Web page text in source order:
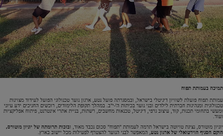
תמיכה בעמותת תפוח
עמותת תפוח פועלת לשוויון דיגיטלי בישראל, ובמסגרתה פועל נטע, ארגון נוער טכנולוגי הפועל לעידוד מצוינות
טכנולוגית ומנהיגות חברתית לילדים ובני נוער בכיתות ה'-י"ב. במהלך תקופת הלימודים, רוכשים החניכים ידע עיוני
ומעשי בתחומי תכנות, קוד, עיצוב גרפי, דיגיטל, טכנאות מחשבים, רשתות, בניית אתרי אינטרנט, פיתוח אפליקציות
ועוד.
יוניון מוטורס, נציגת טויוטה בישראל תרמה לעמותת "תפוח" סכום נכבד מאוד, ובזכות תרומתה של יוניון מוטורס,
הוקם הסניף הוירטואלי של ארגון נטע, המאפשר לבני הנוער להצטרף לפעילות מכל יישוב בארץ.